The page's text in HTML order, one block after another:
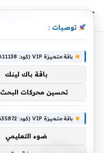
توصيات :
باقة متميزة VIP (كود: AA11138):
باقة باك لينك
تحسين محركات البحث SEO
باقة متميزة VIP (كود: AA35872):
ضوء التعليمي